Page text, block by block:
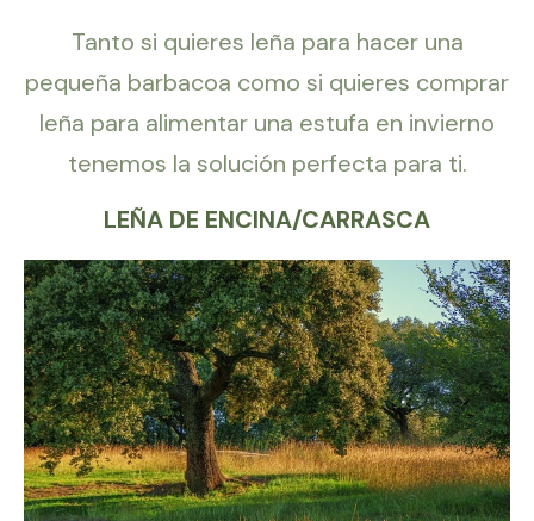
Tanto si quieres leña para hacer una
pequeña barbacoa como si quieres comprar
leña para alimentar una estufa en invierno
tenemos la solución perfecta para ti.
LEÑA DE ENCINA/CARRASCA